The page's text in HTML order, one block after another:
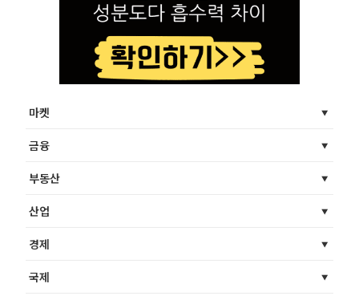
마켓
금융
부동산
산업
경제
국제